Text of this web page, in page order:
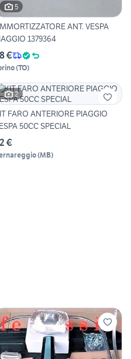
5
ANT. VESPA
1379364
€
(TO)
2
FARO ANTERIORE PIAGGIO
50CC SPECIAL
€
(MB)